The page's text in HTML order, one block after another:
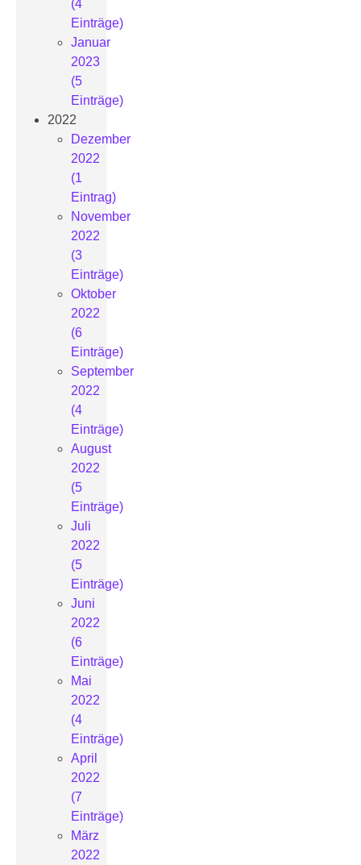
(4
Einträge)
Januar
2023
(5
Einträge)
2022
Dezember
2022
(1
Eintrag)
November
2022
(3
Einträge)
Oktober
2022
(6
Einträge)
September
2022
(4
Einträge)
August
2022
(5
Einträge)
Juli
2022
(5
Einträge)
Juni
2022
(6
Einträge)
Mai
2022
(4
Einträge)
April
2022
(7
Einträge)
März
2022